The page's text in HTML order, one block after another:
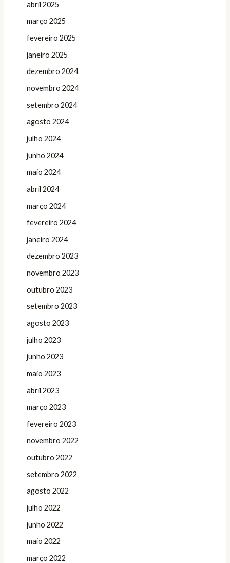
abril 2025
março 2025
fevereiro 2025
janeiro 2025
dezembro 2024
novembro 2024
setembro 2024
agosto 2024
julho 2024
junho 2024
maio 2024
abril 2024
março 2024
fevereiro 2024
janeiro 2024
dezembro 2023
novembro 2023
outubro 2023
setembro 2023
agosto 2023
julho 2023
junho 2023
maio 2023
abril 2023
março 2023
fevereiro 2023
novembro 2022
outubro 2022
setembro 2022
agosto 2022
julho 2022
junho 2022
maio 2022
março 2022